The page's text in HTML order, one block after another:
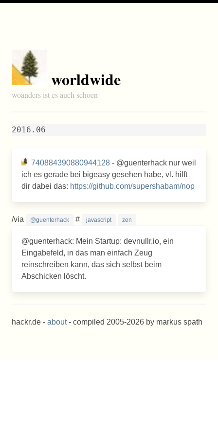
worldwide
woanders ist es auch schoen
2016.06
740884390880944128 - @guenterhack nur weil
ich es gerade bei bigeasy gesehen habe, vl. hilft
dir dabei das: https://github.com/supershabam/nop
/via @guenterhack # javascript zen
@guenterhack: Mein Startup: devnullr.io, ein
Eingabefeld, in das man einfach Zeug
reinschreiben kann, das sich selbst beim
Abschicken löscht.
hackr.de - about- compiled 2005-2026 by markus spath